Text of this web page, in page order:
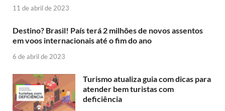
11 de abril de 2023
Destino? Brasil! País terá 2 milhões de novos assentos
em voos internacionais até o fim do ano
6 de abril de 2023
Turismo atualiza guia com dicas para
atender bem turistas com
deficiência